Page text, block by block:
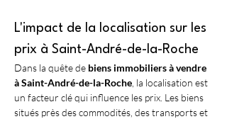
L'impact de la localisation sur les
prix à Saint-André-de-la-Roche
Dans la quête de biens immobiliers à vendre
à Saint-André-de-la-Roche , la localisation est
un facteur clé qui influence les prix. Les biens
situés près des commodités, des transports et